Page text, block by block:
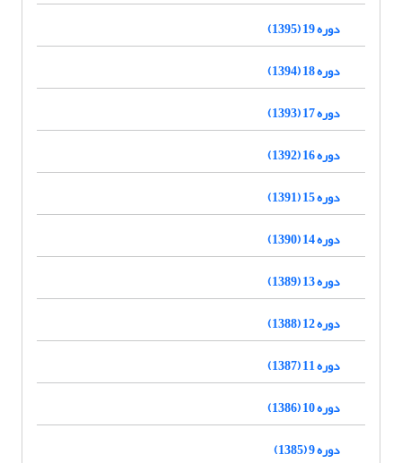
دوره 19 (1395)
دوره 18 (1394)
دوره 17 (1393)
دوره 16 (1392)
دوره 15 (1391)
دوره 14 (1390)
دوره 13 (1389)
دوره 12 (1388)
دوره 11 (1387)
دوره 10 (1386)
دوره 9 (1385)